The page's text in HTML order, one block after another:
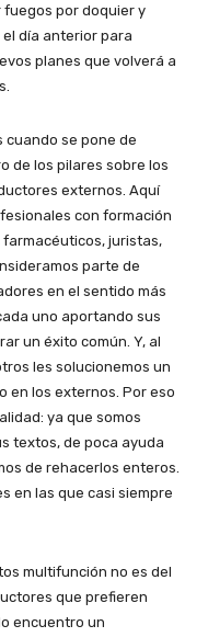
por doquier y
día anterior para
planes que volverá a
se pone de
de los pilares sobre los
externos. Aquí
con formación
juristas,
parte de
en el sentido más
uno aportando sus
un éxito común. Y, al
les solucionemos un
en los externos. Por eso
ya que somos
textos, de poca ayuda
de rehacerlos enteros.
en las que casi siempre
multifunción no es del
que prefieren
encuentro un